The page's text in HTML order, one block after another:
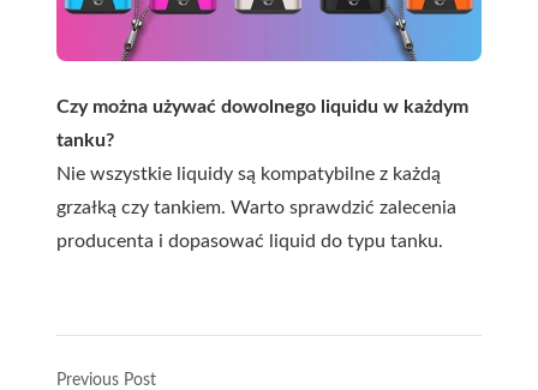
Czy można używać dowolnego liquidu w każdym
tanku?
Nie wszystkie liquidy są kompatybilne z każdą
grzałką czy tankiem. Warto sprawdzić zalecenia
producenta i dopasować liquid do typu tanku.
Previous Post